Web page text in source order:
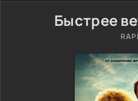
Быстрее